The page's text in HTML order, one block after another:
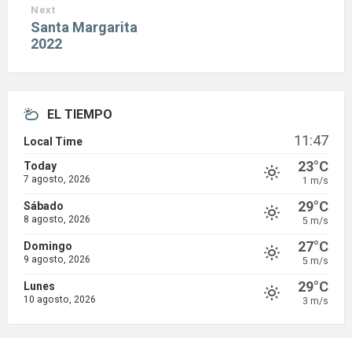
Next
Santa Margarita
2022
EL TIEMPO
Local Time 11:47
Today
7 agosto, 2026
23°C
1 m/s
Sábado
8 agosto, 2026
29°C
5 m/s
Domingo
9 agosto, 2026
27°C
5 m/s
Lunes
10 agosto, 2026
29°C
3 m/s